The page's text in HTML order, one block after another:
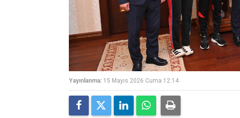
Yayınlanma: 15 Mayıs 2026 Cuma 12:14